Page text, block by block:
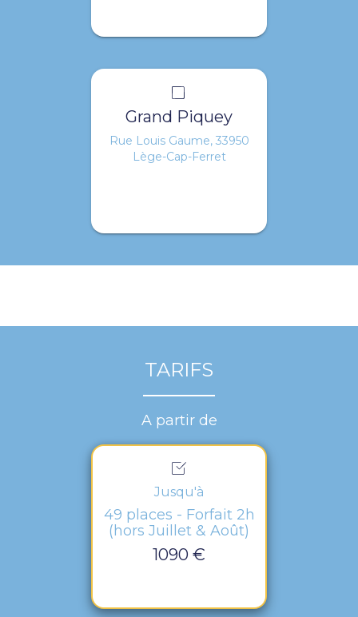
Grand Piquey
Rue Louis Gaume, 33950
Lège-Cap-Ferret
TARIFS
A partir de
Jusqu'à
49 places - Forfait 2h
(hors Juillet & Août)
1090 €